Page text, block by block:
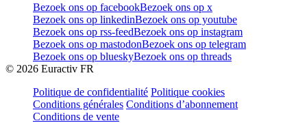
Bezoek ons op facebookBezoek ons op x
Bezoek ons op linkedinBezoek ons op youtube
Bezoek ons op rss-feedBezoek ons op instagram
Bezoek ons op mastodonBezoek ons op telegram
Bezoek ons op blueskyBezoek ons op threads
© 2026 Euractiv FR
Politique de confidentialité Politique cookies
Conditions générales Conditions d’abonnement
Conditions de vente